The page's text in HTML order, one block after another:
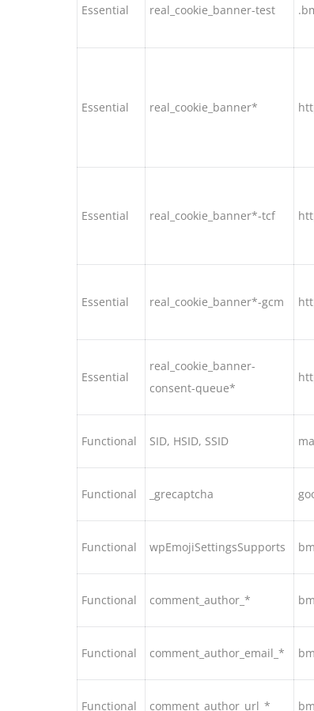
Essential real_cookie_banner-test
Essential real_cookie_banner*
Essential real_cookie_banner*-tcf
Essential real_cookie_banner*-gcm
Essential
real_cookie_banner-
consent-queue*
Functional SID, HSID, SSID
Functional _grecaptcha
Functional wpEmojiSettingsSupports
Functional comment_author_*
Functional comment_author_email_*
Functional comment_author_url_*